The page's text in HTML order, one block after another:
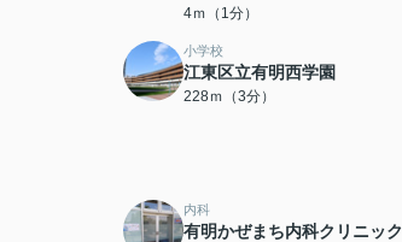
4ｍ（1分）
小学校
江東区立有明西学園
228ｍ（3分）
内科
有明かぜまち内科クリニック